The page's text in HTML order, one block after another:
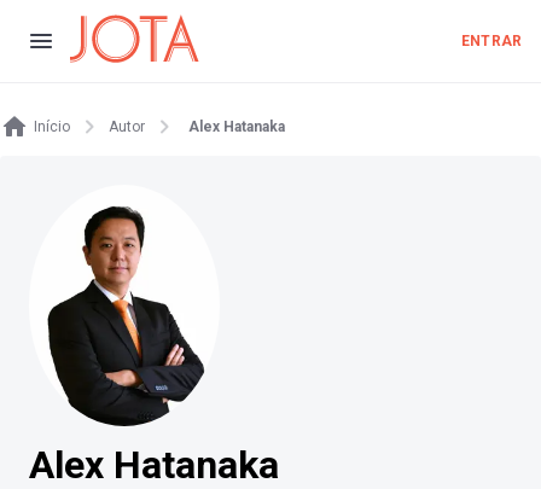
ENTRAR
Início Autor Alex Hatanaka
Alex Hatanaka